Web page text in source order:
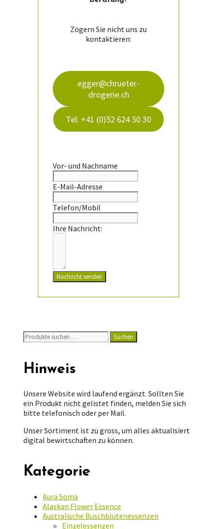
Zögern Sie nicht uns zu
kontaktieren:
egger@chrueter-
drogerie.ch
Tel: +41 (0)52 624 50 30
Vor- und Nachname
E-Mail-Adresse
Telefon/Mobil
Ihre Nachricht:
Nachricht senden
Suchen
nach:
Suchen
Hinweis
Unsere Website wird laufend ergänzt. Sollten Sie
ein Produkt nicht gelistet finden, melden Sie sich
bitte telefonisch oder per Mail.
Unser Sortiment ist zu gross, um alles aktualisiert
digital bewirtschaften zu können.
Kategorie
Aura Soma
Alaskan Flower Essence
Australische Buschblütenessenzen
Einzelessenzen